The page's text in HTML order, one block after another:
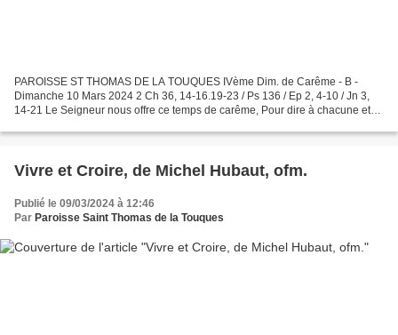
PAROISSE ST THOMAS DE LA TOUQUES IVème Dim. de Carême - B -
Dimanche 10 Mars 2024 2 Ch 36, 14-16.19-23 / Ps 136 / Ep 2, 4-10 / Jn 3,
14-21 Le Seigneur nous offre ce temps de carême, Pour dire à chacune et
Vivre et Croire, de Michel Hubaut, ofm.
Publié le 09/03/2024 à 12:46
Par Paroisse Saint Thomas de la Touques